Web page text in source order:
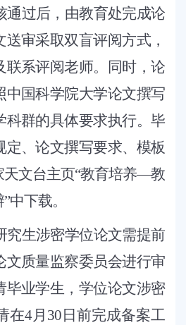
通过后，由教育处完成论
审采取双盲评阅方式，
联系评阅老师。同时，论
中国科学院大学论文撰写
科群的具体要求执行。毕
定、论文撰写要求、模板
天文台主页“教育培养—教
下载。
究生涉密学位论文需提前
文质量监察委员会进行审
毕业学生，学位论文涉密
在4月30日前完成备案工